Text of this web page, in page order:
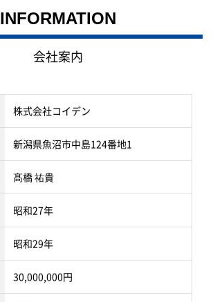
INFORMATION
会社案内
株式会社コイデン
新潟県魚沼市中島124番地1
髙橋 祐貴
昭和27年
昭和29年
30,000,000円